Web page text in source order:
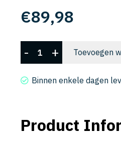
€89,98
HSLB-
S
2003-
- + Toevoegen
Binnen enkele dagen
Product